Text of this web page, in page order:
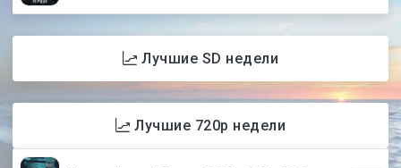
Лучшие SD недели
Лучшие 720p недели